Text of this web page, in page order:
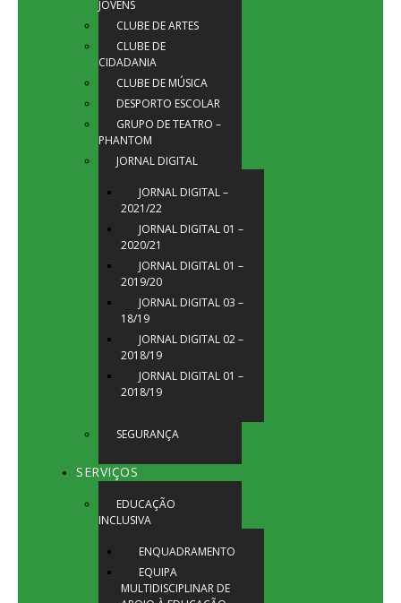
JOVENS
CLUBE DE ARTES
CLUBE DE
CIDADANIA
CLUBE DE MÚSICA
DESPORTO ESCOLAR
GRUPO DE TEATRO –
PHANTOM
JORNAL DIGITAL
JORNAL DIGITAL –
2021/22
JORNAL DIGITAL 01 –
2020/21
JORNAL DIGITAL 01 –
2019/20
JORNAL DIGITAL 03 –
18/19
JORNAL DIGITAL 02 –
2018/19
JORNAL DIGITAL 01 –
2018/19
SEGURANÇA
SERVIÇOS
EDUCAÇÃO
INCLUSIVA
ENQUADRAMENTO
EQUIPA
MULTIDISCIPLINAR DE